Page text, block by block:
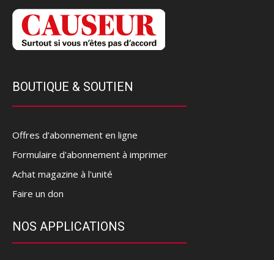
BOUTIQUE & SOUTIEN
Offres d’abonnement en ligne
Formulaire d'abonnement à imprimer
Achat magazine à l'unité
Faire un don
NOS APPLICATIONS